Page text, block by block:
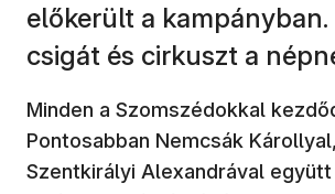
előkerült a kampányban.
csigát és cirkuszt a
Minden a Szomszédokkal
Pontosabban Nemcsák
Szentkirályi Alexandrával